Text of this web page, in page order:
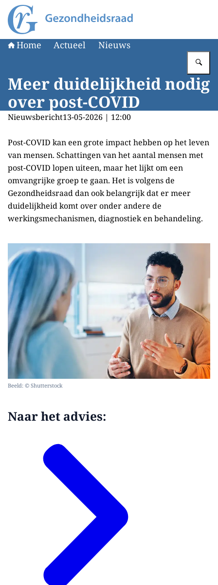
Naar de homepage van Gezondheidsraad
Home Actueel Nieuws
Meer duidelijkheid nodig
over post-COVID
Nieuwsbericht13-05-2026 | 12:00
Post-COVID kan een grote impact hebben op het leven
van mensen. Schattingen van het aantal mensen met
post-COVID lopen uiteen, maar het lijkt om een
omvangrijke groep te gaan. Het is volgens de
Gezondheidsraad dan ook belangrijk dat er meer
duidelijkheid komt over onder andere de
werkingsmechanismen, diagnostiek en behandeling.
Beeld: © Shutterstock
Naar het advies: